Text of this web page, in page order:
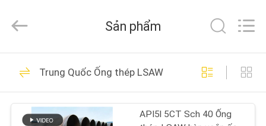
NHÀ
SẢN
PHẨM
Ltd..
Reserved.
lắp ống thép carbon
83
Sản phẩm
Trung Quốc Ống thép LSAW
API5l 5CT Sch 40 Ống